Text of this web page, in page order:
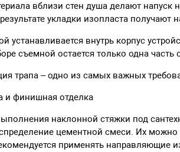
вблизи стен душа делают напуск
укладки изопласта
устанавливается внутрь корпус
съемной остается только одна часть
трапа – одно из самых важных
и финишная отделка
наклонной стяжки под
цементной смеси. Их
применять направляющие